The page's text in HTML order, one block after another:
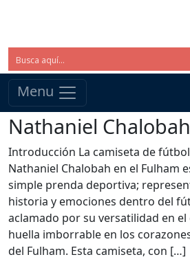
Menu
Nathaniel Chalobah
Introducción La camiseta de
Nathaniel Chalobah en el Fulham
simple prenda deportiva;
historia y emociones dentro del
aclamado por su versatilidad en
huella imborrable en los
del Fulham. Esta camiseta, con […]